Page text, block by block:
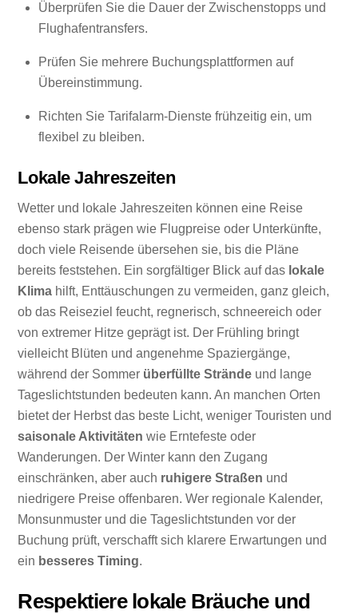
Überprüfen Sie die Dauer der Zwischenstopps und
Flughafentransfers.
Prüfen Sie mehrere Buchungsplattformen auf
Übereinstimmung.
Richten Sie Tarifalarm-Dienste frühzeitig ein, um
flexibel zu bleiben.
Lokale Jahreszeiten
Wetter und lokale Jahreszeiten können eine Reise
ebenso stark prägen wie Flugpreise oder Unterkünfte,
doch viele Reisende übersehen sie, bis die Pläne
bereits feststehen. Ein sorgfältiger Blick auf das lokale
Klima hilft, Enttäuschungen zu vermeiden, ganz gleich,
ob das Reiseziel feucht, regnerisch, schneereich oder
von extremer Hitze geprägt ist. Der Frühling bringt
vielleicht Blüten und angenehme Spaziergänge,
während der Sommer überfüllte Strände und lange
Tageslichtstunden bedeuten kann. An manchen Orten
bietet der Herbst das beste Licht, weniger Touristen und
saisonale Aktivitäten wie Erntefeste oder
Wanderungen. Der Winter kann den Zugang
einschränken, aber auch ruhigere Straßen und
niedrigere Preise offenbaren. Wer regionale Kalender,
Monsunmuster und die Tageslichtstunden vor der
Buchung prüft, verschafft sich klarere Erwartungen und
ein besseres Timing.
Respektiere lokale Bräuche und